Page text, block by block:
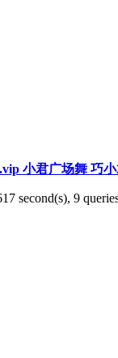
小君广场舞 巧
second(s), 9